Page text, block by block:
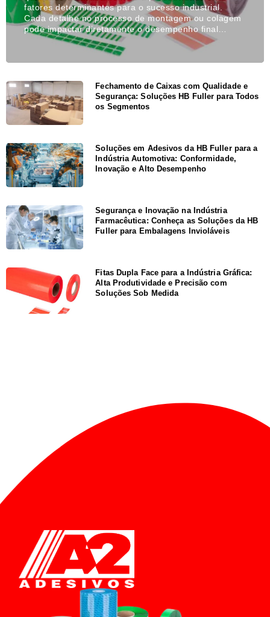
fatores determinantes para o sucesso industrial.
Cada detalhe no processo de montagem ou colagem
pode impactar diretamente o desempenho final…
Fechamento de Caixas com Qualidade e
Segurança: Soluções HB Fuller para Todos
os Segmentos
Soluções em Adesivos da HB Fuller para a
Indústria Automotiva: Conformidade,
Inovação e Alto Desempenho
Segurança e Inovação na Indústria
Farmacêutica: Conheça as Soluções da HB
Fuller para Embalagens Invioláveis
Fitas Dupla Face para a Indústria Gráfica:
Alta Produtividade e Precisão com
Soluções Sob Medida